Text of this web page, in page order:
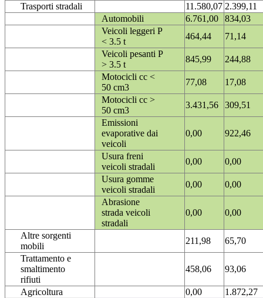
Trasporti stradali
11.580,07 2.399,11
Automobili
6.761,00
834,03
Veicoli leggeri P
< 3.5 t
464,44
71,14
Veicoli pesanti P
> 3.5 t
845,99
244,88
Motocicli cc <
50 cm3
77,08
17,08
Motocicli cc >
50 cm3
3.431,56
309,51
Emissioni
evaporative dai
veicoli
0,00 922,46
Usura freni
veicoli stradali
0,00
0,00
Usura gomme
veicoli stradali
0,00
0,00
Abrasione
strada veicoli
stradali
0,00 0,00
Altre sorgenti
mobili
211,98
65,70
Trattamento e
smaltimento
rifiuti
458,06 93,06
Agricoltura 0,00
1.872,27